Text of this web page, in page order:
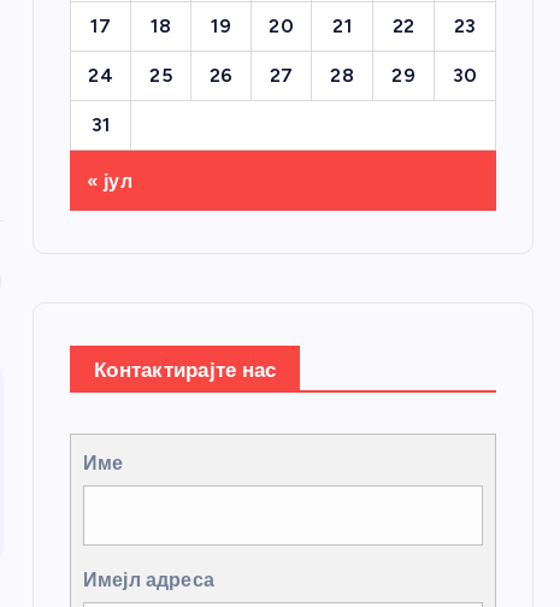
17 18 19 20 21 22 23
24 25 26 27 28 29 30
31
« јул
Контактирајте нас
Име
Имејл адреса